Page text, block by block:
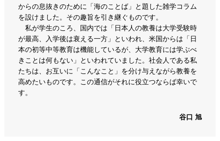
からの息抜きのために「海のことば」と題した雑学コラム
を設けました。その趣旨を引き継ぐものです。
私が学生のころ、国内では「日本人の教養は大学受験時
が最高、入学後は衰える一方」といわれ、米国からは「日
本の初等中等教育は機能しているが、大学教育には学ぶべ
きことは何もない」といわれていました。社会人である私
たちは、お互いに「こんなこと」を分け与えながら教養を
高めたいものです。この通信がそれに役立つならば幸いで
す。
谷口 旭